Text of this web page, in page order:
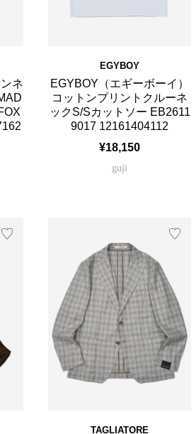
ネ
EGYBOY
EGYBOY（エギーボーイ）
コットンプリントクルーネ
ックS/Sカットソー EB2611
9017 12161404112
¥18,150
guji
TAGLIATORE